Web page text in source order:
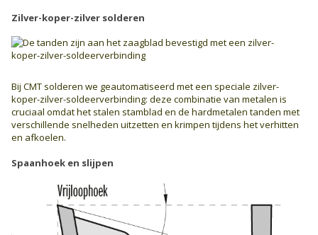
Zilver-koper-zilver solderen
Bij CMT solderen we geautomatiseerd met een speciale zilver-
koper-zilver-soldeerverbinding: deze combinatie van metalen is
cruciaal omdat het stalen stamblad en de hardmetalen tanden met
verschillende snelheden uitzetten en krimpen tijdens het verhitten
en afkoelen.
Spaanhoek en slijpen